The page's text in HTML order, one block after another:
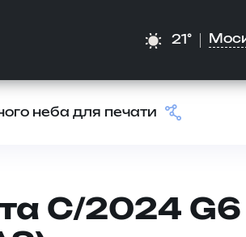
21°
неба для печати
C/2024 G6